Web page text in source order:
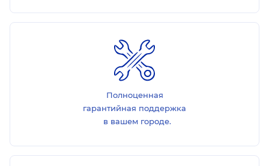
Полноценная
гарантийная поддержка
в вашем городе.